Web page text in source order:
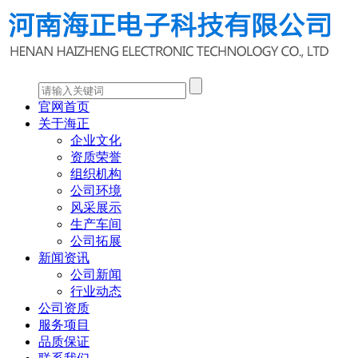
官网首页
关于海正
企业文化
资质荣誉
组织机构
公司环境
风采展示
生产车间
公司拓展
新闻资讯
公司新闻
行业动态
公司资质
服务项目
品质保证